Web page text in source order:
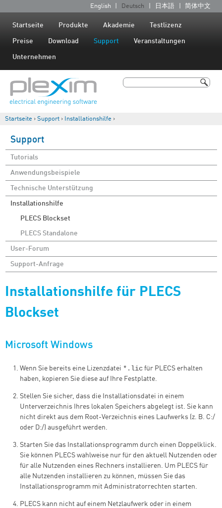
Jump to navigation
S
e
n
English Deutsch 日本語 简体中文
Startseite Produkte Akademie Testlizenz
Preise Download Support Veranstaltungen
Unternehmen
Suche
Startseite › Support › Installationshilfe ›
Support
Tutorials
Anwendungsbeispiele
Technische Unterstützung
Installationshilfe
PLECS Blockset
PLECS Standalone
User-Forum
Support-Anfrage
Installationshilfe für PLECS
Blockset
Microsoft Windows
Wenn Sie bereits eine Lizenzdatei *.lic für PLECS erhalten
haben, kopieren Sie diese auf Ihre Festplatte.
Stellen Sie sicher, dass die Installationsdatei in einem
Unterverzeichnis Ihres lokalen Speichers abgelegt ist. Sie kann
nicht direkt aus dem Root-Verzeichnis eines Laufwerks (z. B. C:/
oder D:/) ausgeführt werden.
Starten Sie das Installationsprogramm durch einen Doppelklick.
Sie können PLECS wahlweise nur für den aktuell Nutzenden oder
für alle Nutzenden eines Rechners installieren. Um PLECS für
alle Nutzenden installieren zu können, müssen Sie das
Installationsprogramm mit Administratorrechten starten.
PLECS kann nicht auf einem Netzlaufwerk oder in einem